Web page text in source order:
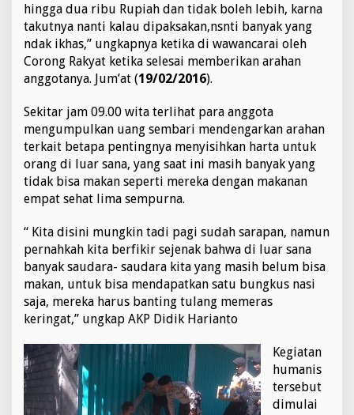
hingga dua ribu Rupiah dan tidak boleh lebih, karna
takutnya nanti kalau dipaksakan,nsnti banyak yang
ndak ikhas,” ungkapnya ketika di wawancarai oleh
Corong Rakyat ketika selesai memberikan arahan
anggotanya. Jum’at (19/02/2016).
Sekitar jam 09.00 wita terlihat para anggota
mengumpulkan uang sembari mendengarkan arahan
terkait betapa pentingnya menyisihkan harta untuk
orang di luar sana, yang saat ini masih banyak yang
tidak bisa makan seperti mereka dengan makanan
empat sehat lima sempurna.
“ Kita disini mungkin tadi pagi sudah sarapan, namun
pernahkah kita berfikir sejenak bahwa di luar sana
banyak saudara- saudara kita yang masih belum bisa
makan, untuk bisa mendapatkan satu bungkus nasi
saja, mereka harus banting tulang memeras
keringat,” ungkap AKP Didik Harianto
Kegiatan
humanis
tersebut
dimulai